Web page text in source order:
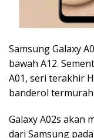
Samsung Galaxy
bawah A12.
A01, seri terakhir
banderol
Galaxy A02s akan
dari Samsung